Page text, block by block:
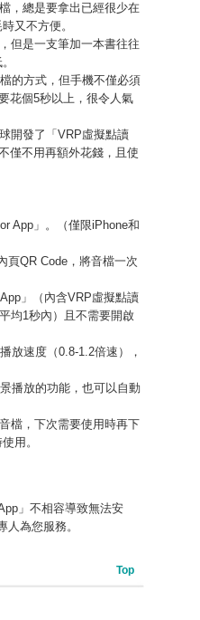
，總是要拿出已經很少在
又不方便。
但是一支筆加一本書往往
的方式，但手機不僅必須
花個5秒以上，很令人氣
開發了「VRP虛擬點讀
僅不用再額外花錢，且使
App」。（僅限iPhone和
頁QR Code，將音檔一次
」（內含VRP虛擬點讀
均1秒內）且不需要開啟
放速度（0.8-1.2倍速），
播放的功能，也可以自動
檔，下次需要使用時再下
用。
」不相容導致無法安
為您服務。
Top